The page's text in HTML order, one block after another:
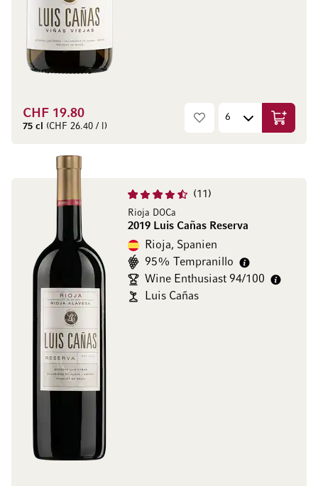
CHF 19.80
75 cl (CHF 26.40 / l) In den
11
Rioja DOCa
2019 Luis Cañas Reserva
Rioja, Spanien
95% Tempranillo
Wine Enthusiast 94/100
Luis Cañas